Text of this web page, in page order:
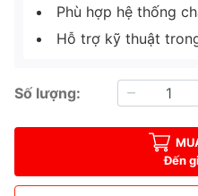
Phù hợp hệ thống
Hỗ trợ kỹ thuật
Số lượng:
Đến